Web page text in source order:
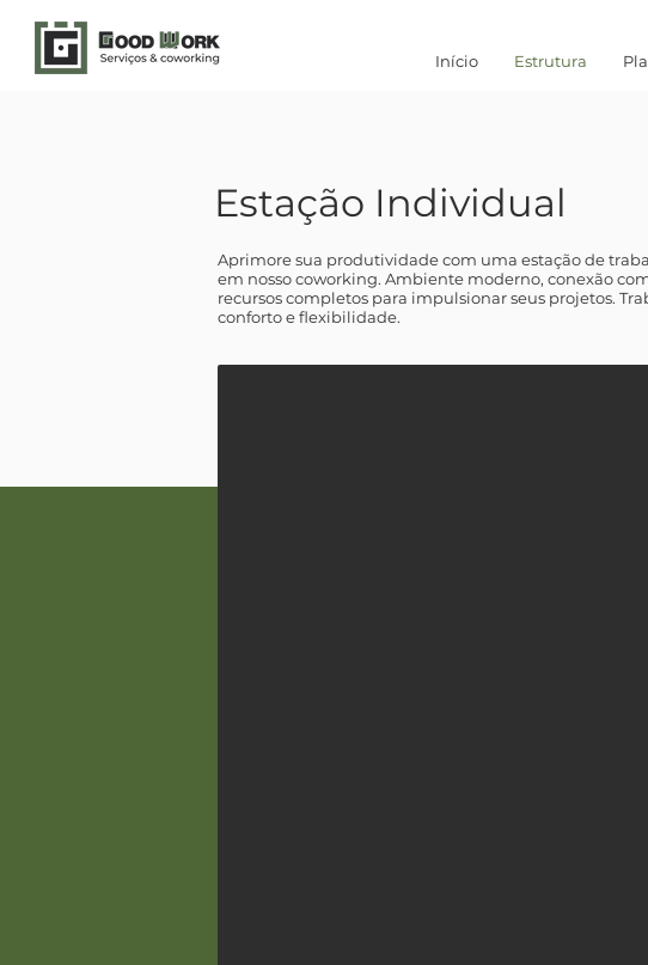
Início Estrutura
Aprimore sua produtividade com uma estação de
em nosso coworking. Ambiente moderno, conexão
recursos completos para impulsionar seus projetos.
conforto e flexibilidade.
Estação Individual